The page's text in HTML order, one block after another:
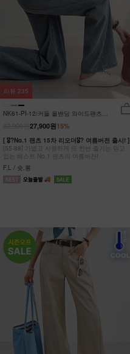
NK61-PI-12/커들 올밴딩 와이드팬츠
15%
27,900원
[ 🎖?No.1 팬츠 15차 리오더🎖? 여름버전 출시! ]
[55-88] 가볍고 시원하게 또 한번 즐기는 믿고
입는 베스트 No.1 팬츠의 여름버전!
F,L / 숏,롱
리뷰 235